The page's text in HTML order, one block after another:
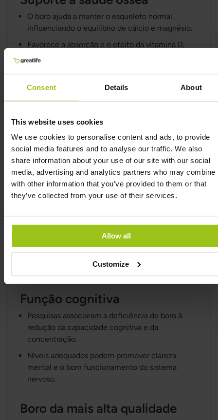
Consent Details About
This website uses cookies
We use cookies to personalise content and ads, to provide
social media features and to analyse our traffic. We also
share information about your use of our site with our social
media, advertising and analytics partners who may combine
with other information that you’ve provided to them or that
they’ve collected from your use of their services.
Allow all
Customize
O boro ajuda a manter o esqueleto normal,
influenciando o equilíbrio de cálcio e magnésio.
Favorece a absorção e o efeito da vitamina D,
reforçando ainda mais a estrutura óssea.
Suporte articular e anti-
inflamatório
Estudos mostram que o boro pode reduzir
melhorar a função das articulações.
Possui propriedades anti-inflamatórias que
podem ajudar a diminuir dor e rigidez.
Equilíbrio hormonal
Pode ser especialmente relevante para mulheres
apoiar os níveis de testosterona.
Função cognitiva
Pesquisas associaram a deficiência de boro à
redução da capacidade cognitiva e da
concentração.
Níveis adequados podem promover clareza
mental e o bom funcionamento do sistema
nervoso.
Boro da mais alta qualidade